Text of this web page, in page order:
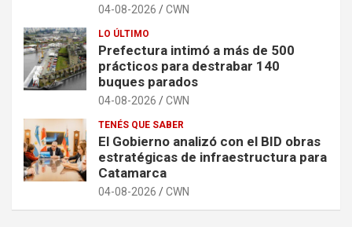
04-08-2026 CWN
LO ÚLTIMO
Prefectura intimó a más de 500
prácticos para destrabar 140
buques parados
04-08-2026 CWN
TENÉS QUE SABER
El Gobierno analizó con el BID obras
estratégicas de infraestructura para
Catamarca
04-08-2026 CWN